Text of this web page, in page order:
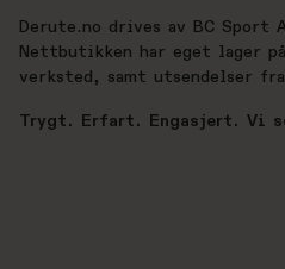
Derute.no drives av BC
Nettbutikken har eget lager
verksted, samt utsendelser
Trygt. Erfart. Engasjert. Vi